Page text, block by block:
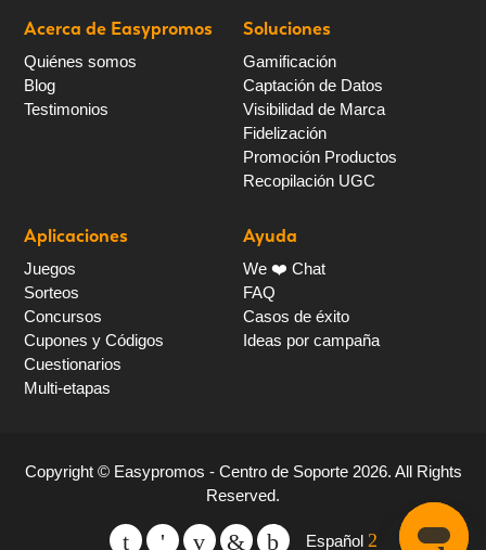
Acerca de Easypromos
Quiénes somos
Blog
Testimonios
Soluciones
Gamificación
Captación de Datos
Visibilidad de Marca
Fidelización
Promoción Productos
Recopilación UGC
Aplicaciones
Juegos
Sorteos
Concursos
Cupones y Códigos
Cuestionarios
Multi-etapas
Ayuda
We ❤️ Chat
FAQ
Casos de éxito
Ideas por campaña
Copyright © Easypromos - Centro de Soporte 2026. All Rights
Reserved.
Español